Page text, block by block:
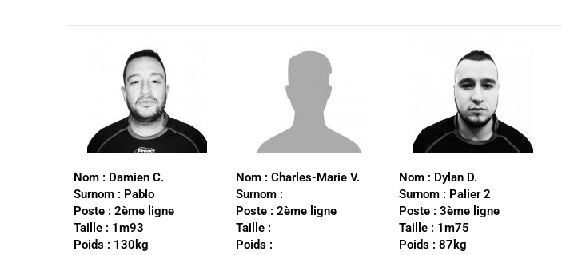
Nom : Damien C.
Surnom : Pablo
Poste : 2ème ligne
Taille : 1m93
Poids : 130kg
Nom : Charles-Marie V.
Surnom :
Poste : 2ème ligne
Taille :
Poids :
Nom : Dylan D.
Surnom : Palier 2
Poste : 3ème ligne
Taille : 1m75
Poids : 87kg